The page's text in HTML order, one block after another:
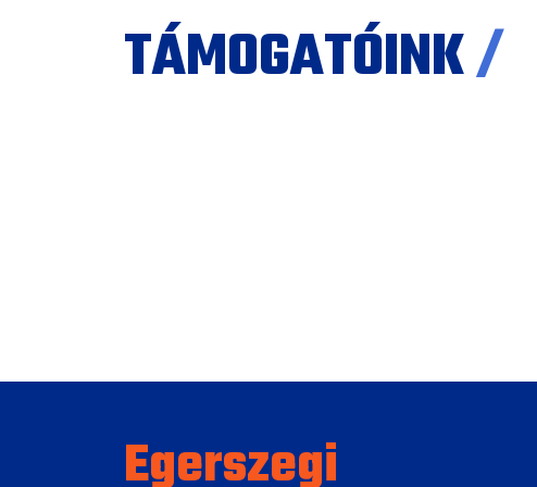
TÁMOGATÓINK/
Egerszegi